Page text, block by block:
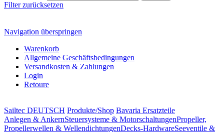
Filter zurücksetzen
Navigation überspringen
Warenkorb
Allgemeine Geschäftsbedingungen
Versandkosten & Zahlungen
Login
Retoure
Sailtec DEUTSCH Produkte/Shop Bavaria Ersatzteile
Anlegen & AnkernSteuersysteme & MotorschaltungenPropeller,
Propellerwellen & WellendichtungenDecks-HardwareSeeventile &